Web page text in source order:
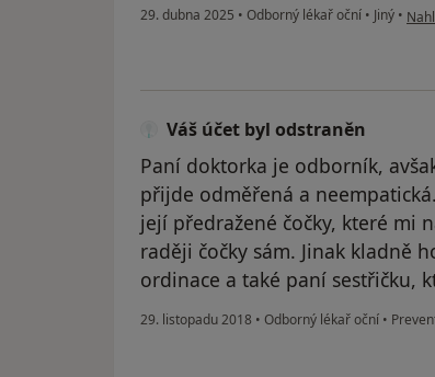
29. dubna 2025 • Odborný lékař oční • Jiný •
Váš účet byl odstraněn
Paní doktorka je odborník,
přijde odměřená a
její předražené čočky, které mi
raději čočky sám. Jinak kladně
ordinace a také paní sestřičku,
29. listopadu 2018 • Odborný lékař oční •